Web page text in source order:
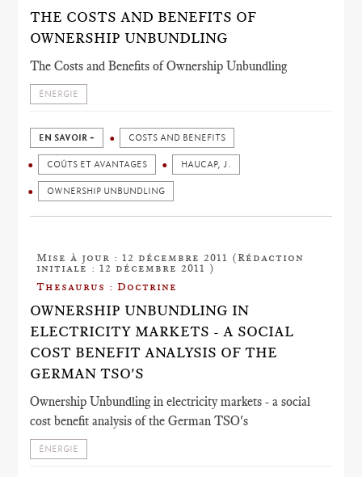
THE COSTS AND BENEFITS OF
OWNERSHIP UNBUNDLING
The Costs and Benefits of Ownership Unbundling
ÉNERGIE
EN SAVOIR + COSTS AND BENEFITS
COÛTS ET AVANTAGES HAUCAP, J.
OWNERSHIP UNBUNDLING
Mise à jour : 12 décembre 2011 (Rédaction
initiale : 12 décembre 2011 )
Thesaurus : Doctrine
OWNERSHIP UNBUNDLING IN
ELECTRICITY MARKETS - A SOCIAL
COST BENEFIT ANALYSIS OF THE
GERMAN TSO'S
Ownership Unbundling in electricity markets - a social
cost benefit analysis of the German TSO's
ÉNERGIE